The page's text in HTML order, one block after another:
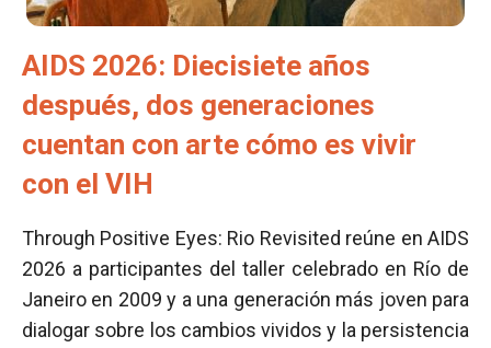
AIDS 2026: Diecisiete años
después, dos generaciones
cuentan con arte cómo es vivir
con el VIH
Through Positive Eyes: Rio Revisited reúne en AIDS
2026 a participantes del taller celebrado en Río de
Janeiro en 2009 y a una generación más joven para
dialogar sobre los cambios vividos y la persistencia